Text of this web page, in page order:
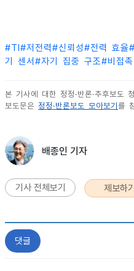
#TI#저전력#신뢰성#전력 효율#
기 센서 #자기 집중 구조#비접
본 기사에 대한 정정·반론·추후보도
보도문은 정정·반론보도 모아보기 를
배종인 기자
기사 전체보기 제보하기
댓글